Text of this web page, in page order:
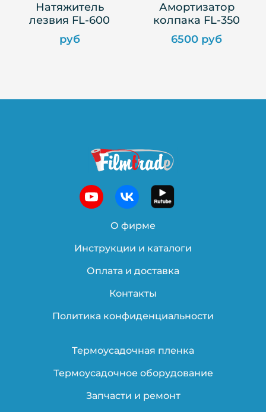
Натяжитель
лезвия FL-600
руб
Амортизатор
колпака FL-350
6500 руб
О фирме
Инструкции и каталоги
Оплата и доставка
Контакты
Политика конфиденциальности
Термоусадочная пленка
Термоусадочное оборудование
Запчасти и ремонт